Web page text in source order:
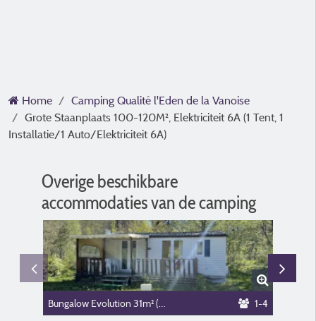
Home
Camping Qualité l'Eden de la Vanoise
Grote Staanplaats 100-120M², Elektriciteit 6A (1 Tent, 1
Installatie/1 Auto/Elektriciteit 6A)
Overige beschikbare
accommodaties van de camping
1-4